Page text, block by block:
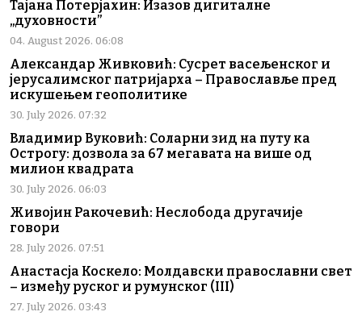
Тајана Потерјахин: Изазов дигиталне
„духовности”
04. August 2026. 06:08
Александар Живковић: Сусрет васељенског и
јерусалимског патријарха – Православље пред
искушењем геополитике
30. July 2026. 07:32
Владимир Вуковић: Соларни зид на путу ка
Острогу: дозвола за 67 мегавата на више од
милион квадрата
30. July 2026. 06:03
Живојин Ракочевић: Неслобода другачије
говори
28. July 2026. 07:51
Анастасја Коскело: Молдавски православни свет
– између руског и румунског (III)
27. July 2026. 03:43